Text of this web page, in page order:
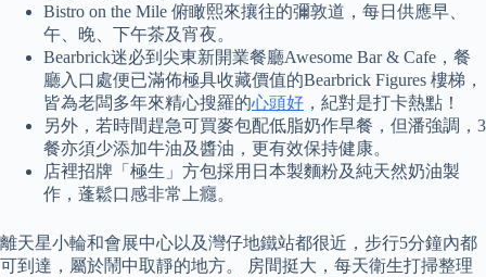
Bistro on the Mile 俯瞰熙來攘往的彌敦道，每日供應早、
午、晚、下午茶及宵夜。
Bearbrick迷必到尖東新開業餐廳Awesome Bar & Cafe，餐
廳入口處便已滿佈極具收藏價值的Bearbrick Figures 樓梯，
皆為老闆多年來精心搜羅的心頭好 ，紀對是打卡熱點！
另外，若時間趕急可買麥包配低脂奶作早餐，但潘強調，3
餐亦須少添加牛油及醬油，更有效保持健康。
店裡招牌「極生」方包採用日本製麵粉及純天然奶油製
作，蓬鬆口感非常上癮。
離天星小輪和會展中心以及灣仔地鐵站都很近，步行5分鐘內都
可到達，屬於鬧中取靜的地方。 房間挺大，每天衛生打掃整理